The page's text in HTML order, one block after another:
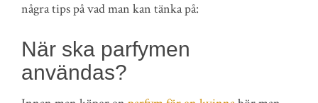
några tips på vad man kan tänka på:
När ska parfymen
användas?